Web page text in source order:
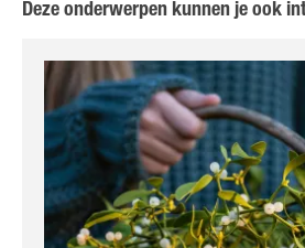
Deze onderwerpen kunnen je ook